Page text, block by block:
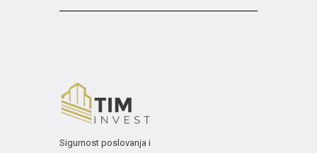
Sigurnost poslovanja i